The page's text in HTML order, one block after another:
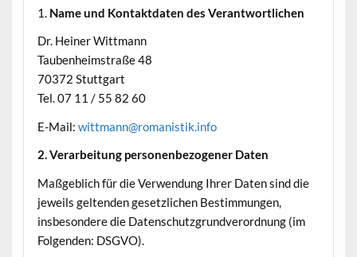
1. Name und Kontaktdaten des Verantwortlichen
Dr. Heiner Wittmann
Taubenheimstraße 48
70372 Stuttgart
Tel. 07 11 / 55 82 60
E-Mail: wittmann@romanistik.info
2. Verarbeitung personenbezogener Daten
Maßgeblich für die Verwendung Ihrer Daten sind die
jeweils geltenden gesetzlichen Bestimmungen,
insbesondere die Datenschutzgrundverordnung (im
Folgenden: DSGVO).